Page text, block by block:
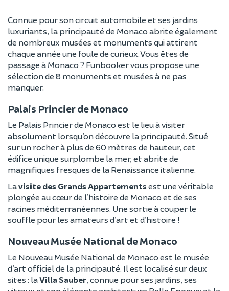
Connue pour son circuit automobile et ses jardins
luxuriants, la principauté de Monaco abrite également
de nombreux musées et monuments qui attirent
chaque année une foule de curieux. Vous êtes de
passage à Monaco ? Funbooker vous propose une
sélection de 8 monuments et musées à ne pas
manquer.
Palais Princier de Monaco
Le Palais Princier de Monaco est le lieu à visiter
absolument lorsqu’on découvre la principauté. Situé
sur un rocher à plus de 60 mètres de hauteur, cet
édifice unique surplombe la mer, et abrite de
magnifiques fresques de la Renaissance italienne.
Lavisite des Grands Appartementsest une véritable
plongée au cœur de l’histoire de Monaco et de ses
racines méditerranéennes. Une sortie à couper le
souffle pour les amateurs d’art et d’histoire !
Nouveau Musée National de Monaco
Le Nouveau Musée National de Monaco est le musée
d’art officiel de la principauté. Il est localisé sur deux
sites : laVilla Sauber , connue pour ses jardins, ses